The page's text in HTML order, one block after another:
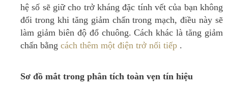
hệ số sẽ giữ cho trở kháng đặc tính vết của bạn không
đổi trong khi tăng giảm chấn trong mạch, điều này sẽ
làm giảm biên độ đổ chuông.Cách khác là tăng giảm
chấn bằng cách thêm một điện trở nối tiếp .
Sơ đồ mắt trong phân tích toàn vẹn tín hiệu